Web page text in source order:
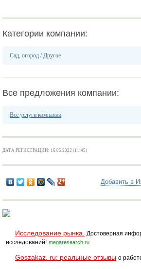
Категории компании:
Сад, огород /Другое
Все предложения компании:
Все услуги компании:
ДАТА РЕГИСТРАЦИИ: 16.05.2022 (11:45)
Добавить в
Исследование рынка.
Достоверная
исследований! megaresearch.ru
Goszakaz. ru: реальные отзывы о